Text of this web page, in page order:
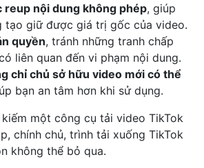
reup nội dung không phép, giúp
tạo giữ được giá trị gốc của video.
quyền, tránh những tranh chấp
liên quan đến vi phạm nội dung.
chỉ chủ sở hữu video mới có thể
bạn an tâm hơn khi sử dụng.
một công cụ tải video TikTok
chính chủ, trình tải xuống TikTok
không thể bỏ qua.